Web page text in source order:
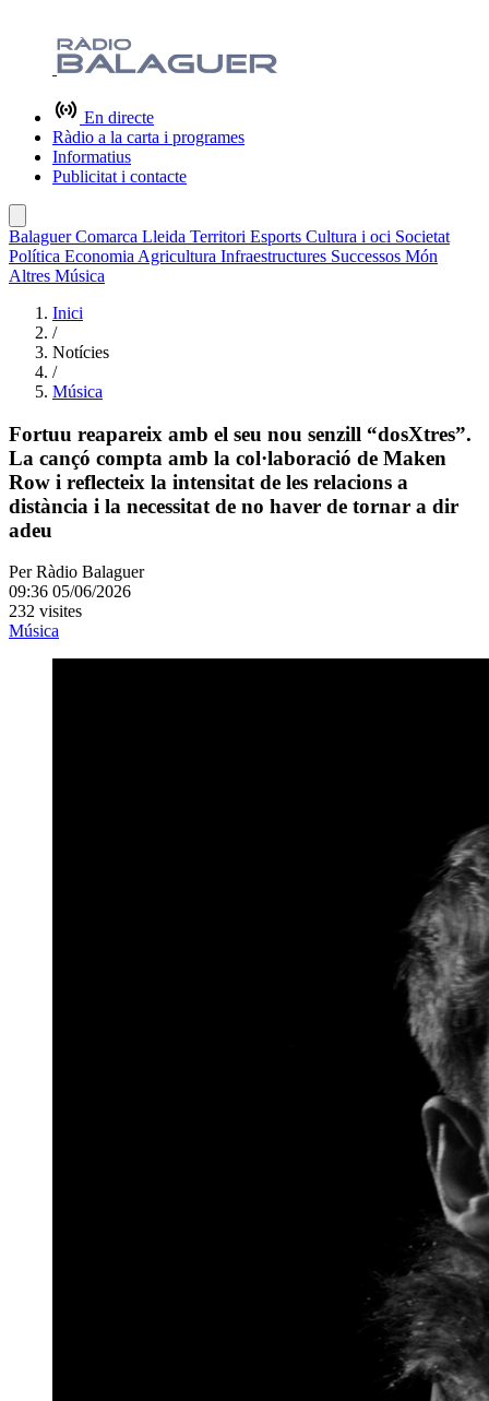
En directe
Ràdio a la carta i programes
Informatius
Publicitat i contacte
BalaguerComarca Lleida Territori Esports Cultura i oci Societat
Política Economia Agricultura Infraestructures Successos Món
Altres Música
Inici
/
Notícies
/
Música
Fortuu reapareix amb el seu nou senzill “dosXtres”.
La cançó compta amb la col·laboració de Maken
Row i reflecteix la intensitat de les relacions a
distància i la necessitat de no haver de tornar a dir
adeu
Per Ràdio Balaguer
09:36 05/06/2026
232 visites
Música